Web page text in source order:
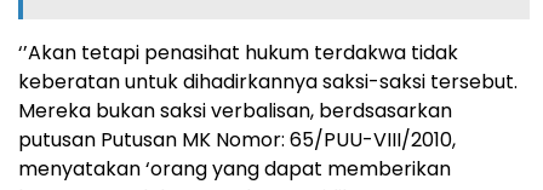
‘’Akan tetapi penasihat hukum terdakwa tidak
keberatan untuk dihadirkannya saksi-saksi tersebut.
Mereka bukan saksi verbalisan, berdsasarkan
putusan Putusan MK Nomor: 65/PUU-VIII/2010,
menyatakan ‘orang yang dapat memberikan